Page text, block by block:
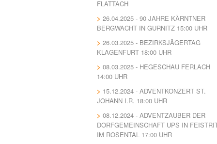
FLATTACH
26.04.2025 - 90 JAHRE KÄRNTNER
BERGWACHT IN GURNITZ 15:00 UHR
26.03.2025 - BEZIRKSJÄGERTAG
KLAGENFURT 18:00 UHR
08.03.2025 - HEGESCHAU FERLACH
14:00 UHR
15.12.2024 - ADVENTKONZERT ST.
JOHANN I.R. 18:00 UHR
08.12.2024 - ADVENTZAUBER DER
DORFGEMEINSCHAFT UPS IN
IM ROSENTAL 17:00 UHR